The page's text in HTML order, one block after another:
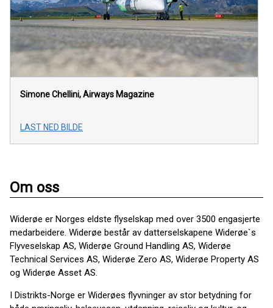
Simone Chellini, Airways Magazine
LAST NED BILDE
Om oss
Widerøe er Norges eldste flyselskap med over 3500 engasjerte
medarbeidere. Widerøe består av datterselskapene Widerøe`s
Flyveselskap AS, Widerøe Ground Handling AS, Widerøe
Technical Services AS, Widerøe Zero AS, Widerøe Property AS
og Widerøe Asset AS.
I Distrikts-Norge er Widerøes flyvninger av stor betydning for